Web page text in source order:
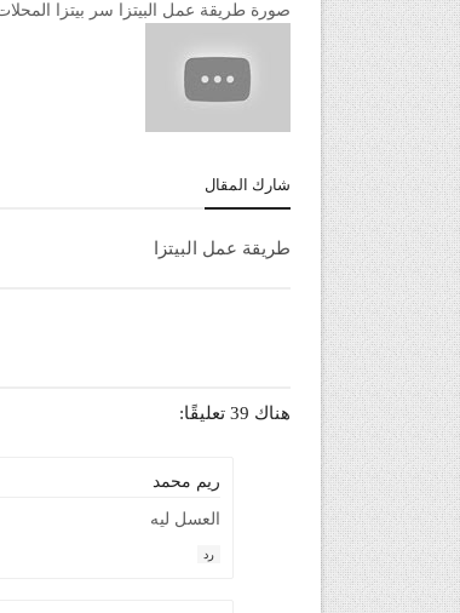
صورة طريقة عمل البيتزا سر بيتزا المحلات
شارك المقال
طريقة عمل البيتزا
هناك 39 تعليقًا:
ريم محمد
العسل ليه
رد